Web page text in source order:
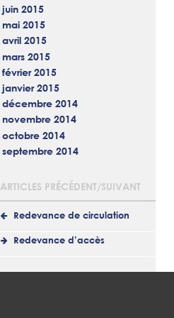
juin 2015
mai 2015
avril 2015
mars 2015
février 2015
janvier 2015
décembre 2014
novembre 2014
octobre 2014
septembre 2014
ARTICLES PRÉCÉDENT/SUIVANT
Redevance de circulation
Redevance d’accès